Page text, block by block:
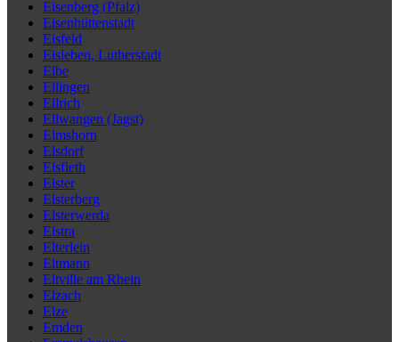
Eisenberg (Pfalz)
Eisenhüttenstadt
Eisfeld
Eisleben, Lutherstadt
Elbe
Ellingen
Ellrich
Ellwangen (Jagst)
Elmshorn
Elsdorf
Elsfleth
Elster
Elsterberg
Elsterwerda
Elstra
Elterlein
Eltmann
Eltville am Rhein
Elzach
Elze
Emden